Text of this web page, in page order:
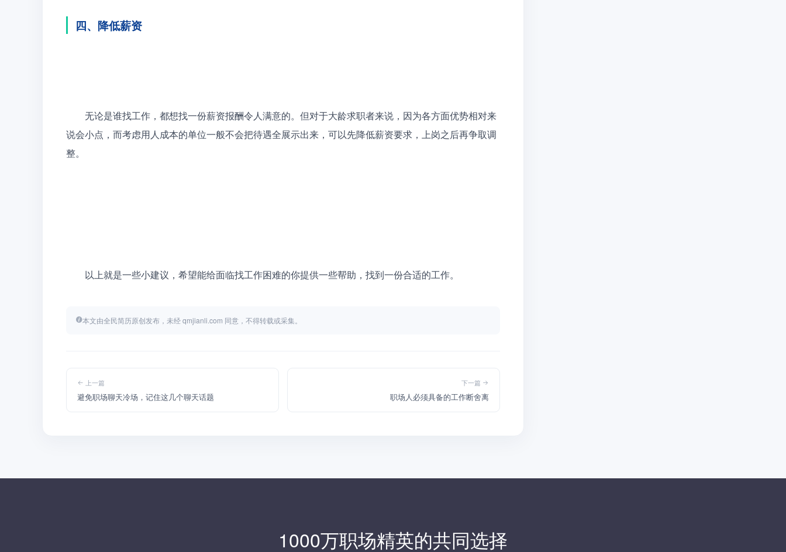
四、降低薪资
无论是谁找工作，都想找一份薪资报酬令人满意的。但对于大龄求职者来说，因为各方面优势相对来
说会小点，而考虑用人成本的单位一般不会把待遇全展示出来，可以先降低薪资要求，上岗之后再争取调
整。
以上就是一些小建议，希望能给面临找工作困难的你提供一些帮助，找到一份合适的工作。
本文由全民简历原创发布，未经 qmjianli.com 同意，不得转载或采集。
上一篇
避免职场聊天冷场，记住这几个聊天话题
下一篇
职场人必须具备的工作断舍离
1000万职场精英的共同选择